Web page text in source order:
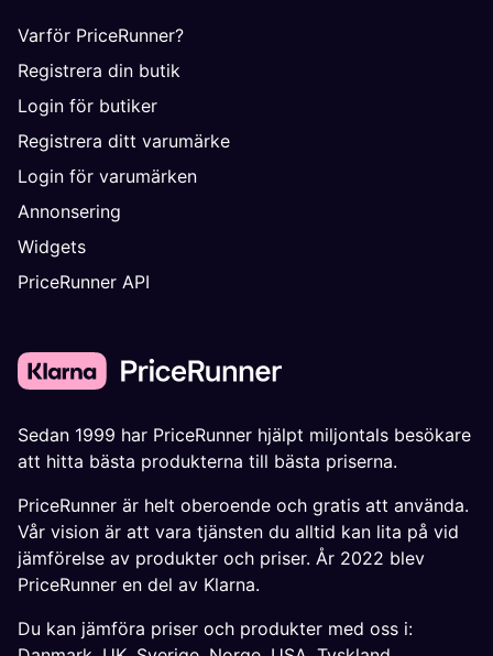
Varför PriceRunner?
Registrera din butik
Login för butiker
Registrera ditt varumärke
Login för varumärken
Annonsering
Widgets
PriceRunner API
Sedan 1999 har PriceRunner hjälpt miljontals besökare
att hitta bästa produkterna till bästa priserna.
PriceRunner är helt oberoende och gratis att använda.
Vår vision är att vara tjänsten du alltid kan lita på vid
jämförelse av produkter och priser. År 2022 blev
PriceRunner en del av Klarna.
Du kan jämföra priser och produkter med oss i: